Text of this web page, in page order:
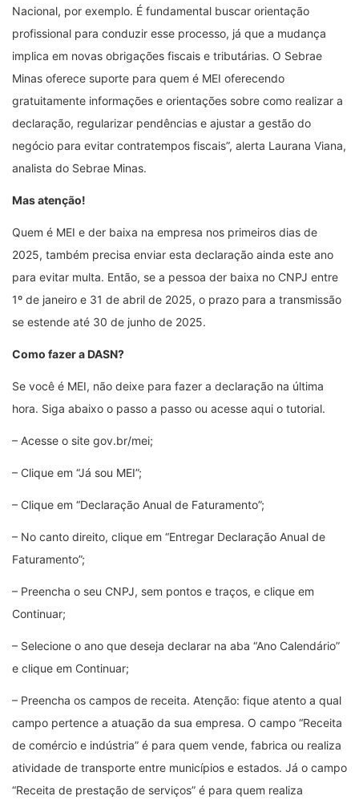
Nacional, por exemplo. É fundamental buscar orientação
profissional para conduzir esse processo, já que a mudança
implica em novas obrigações fiscais e tributárias. O Sebrae
Minas oferece suporte para quem é MEI oferecendo
gratuitamente informações e orientações sobre como realizar a
declaração, regularizar pendências e ajustar a gestão do
negócio para evitar contratempos fiscais”, alerta Laurana Viana,
analista do Sebrae Minas.
Mas atenção!
Quem é MEI e der baixa na empresa nos primeiros dias de
2025, também precisa enviar esta declaração ainda este ano
para evitar multa. Então, se a pessoa der baixa no CNPJ entre
1º de janeiro e 31 de abril de 2025, o prazo para a transmissão
se estende até 30 de junho de 2025.
Como fazer a DASN?
Se você é MEI, não deixe para fazer a declaração na última
hora. Siga abaixo o passo a passo ou acesse aqui o tutorial.
– Acesse o site gov.br/mei;
– Clique em “Já sou MEI”;
– Clique em “Declaração Anual de Faturamento”;
– No canto direito, clique em “Entregar Declaração Anual de
Faturamento”;
– Preencha o seu CNPJ, sem pontos e traços, e clique em
Continuar;
– Selecione o ano que deseja declarar na aba “Ano Calendário”
e clique em Continuar;
– Preencha os campos de receita. Atenção: fique atento a qual
campo pertence a atuação da sua empresa. O campo “Receita
de comércio e indústria” é para quem vende, fabrica ou realiza
atividade de transporte entre municípios e estados. Já o campo
“Receita de prestação de serviços” é para quem realiza